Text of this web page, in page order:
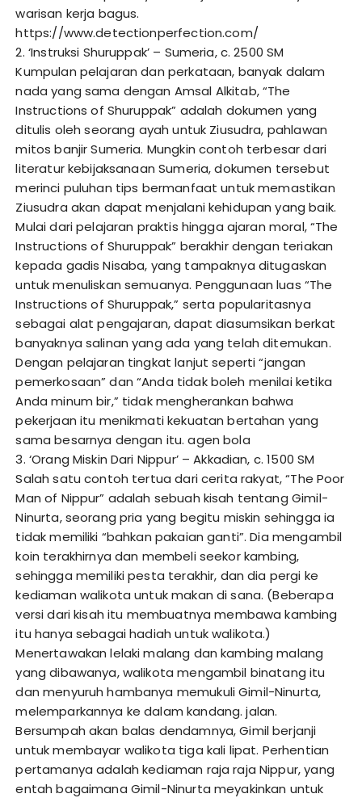
warisan kerja bagus.
https://www.detectionperfection.com/
2. ‘Instruksi Shuruppak’ – Sumeria, c. 2500 SM
Kumpulan pelajaran dan perkataan, banyak dalam
nada yang sama dengan Amsal Alkitab, “The
Instructions of Shuruppak” adalah dokumen yang
ditulis oleh seorang ayah untuk Ziusudra, pahlawan
mitos banjir Sumeria. Mungkin contoh terbesar dari
literatur kebijaksanaan Sumeria, dokumen tersebut
merinci puluhan tips bermanfaat untuk memastikan
Ziusudra akan dapat menjalani kehidupan yang baik.
Mulai dari pelajaran praktis hingga ajaran moral, “The
Instructions of Shuruppak” berakhir dengan teriakan
kepada gadis Nisaba, yang tampaknya ditugaskan
untuk menuliskan semuanya. Penggunaan luas “The
Instructions of Shuruppak,” serta popularitasnya
sebagai alat pengajaran, dapat diasumsikan berkat
banyaknya salinan yang ada yang telah ditemukan.
Dengan pelajaran tingkat lanjut seperti “jangan
pemerkosaan” dan “Anda tidak boleh menilai ketika
Anda minum bir,” tidak mengherankan bahwa
pekerjaan itu menikmati kekuatan bertahan yang
sama besarnya dengan itu.agen bola
3. ‘Orang Miskin Dari Nippur’ – Akkadian, c. 1500 SM
Salah satu contoh tertua dari cerita rakyat, “The Poor
Man of Nippur” adalah sebuah kisah tentang Gimil-
Ninurta, seorang pria yang begitu miskin sehingga ia
tidak memiliki “bahkan pakaian ganti”. Dia mengambil
koin terakhirnya dan membeli seekor kambing,
sehingga memiliki pesta terakhir, dan dia pergi ke
kediaman walikota untuk makan di sana. (Beberapa
versi dari kisah itu membuatnya membawa kambing
itu hanya sebagai hadiah untuk walikota.)
Menertawakan lelaki malang dan kambing malang
yang dibawanya, walikota mengambil binatang itu
dan menyuruh hambanya memukuli Gimil-Ninurta,
melemparkannya ke dalam kandang. jalan.
Bersumpah akan balas dendamnya, Gimil berjanji
untuk membayar walikota tiga kali lipat. Perhentian
pertamanya adalah kediaman raja raja Nippur, yang
entah bagaimana Gimil-Ninurta meyakinkan untuk